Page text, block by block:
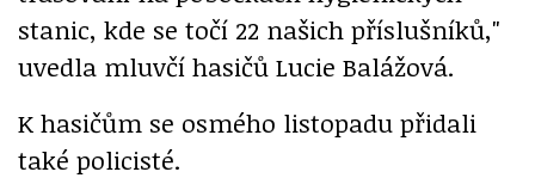
stanic, kde se točí 22 našich příslušníků,"
uvedla mluvčí hasičů Lucie Balážová.
K hasičům se osmého listopadu přidali
také policisté.